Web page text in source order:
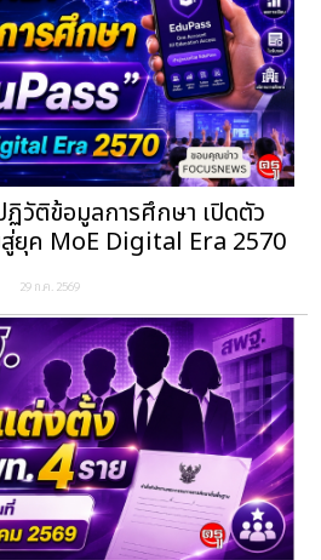
วัติข้อมูลการศึกษา เปิดตัว
ยุค MoE Digital Era 2570
29 ก.ค. 2569